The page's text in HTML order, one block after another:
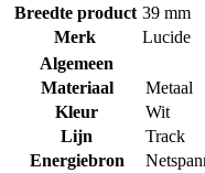
Breedte product 39 mm
Merk
Lucide
Algemeen
Materiaal
Metaal
Kleur
Wit
Lijn
Track
Energiebron